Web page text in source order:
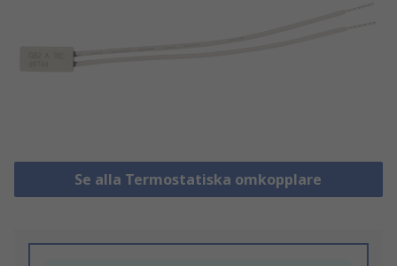
Se alla Termostatiska omkopplare